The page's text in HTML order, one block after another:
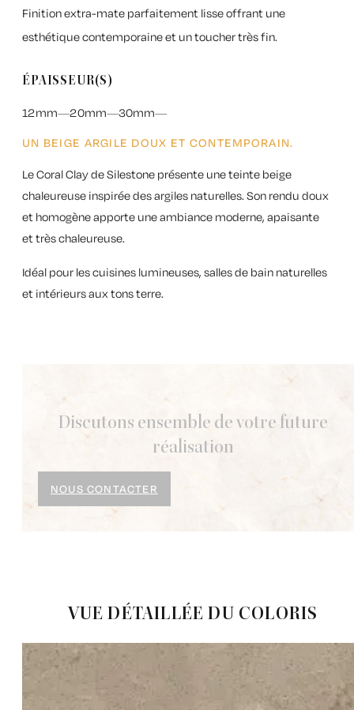
Finition extra-mate parfaitement lisse offrant une
esthétique contemporaine et un toucher très fin.
ÉPAISSEUR(S)
12mm 20mm 30mm
UN BEIGE ARGILE DOUX ET CONTEMPORAIN.
LeCoral Clay de Silestone présente une teinte beige
chaleureuse inspirée des argiles naturelles. Son rendu doux
et homogène apporte une ambiance moderne, apaisante
et très chaleureuse.
Idéal pour les cuisines lumineuses, salles de bain naturelles
et intérieurs aux tons terre.
Discutons ensemble de votre future
réalisation
NOUS CONTACTER
VUE DÉTAILLÉE DU COLORIS